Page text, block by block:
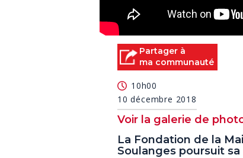
Partager à
ma communauté
10h00
10 décembre 2018
Voir la galerie de
La Fondation de la
Soulanges poursuit